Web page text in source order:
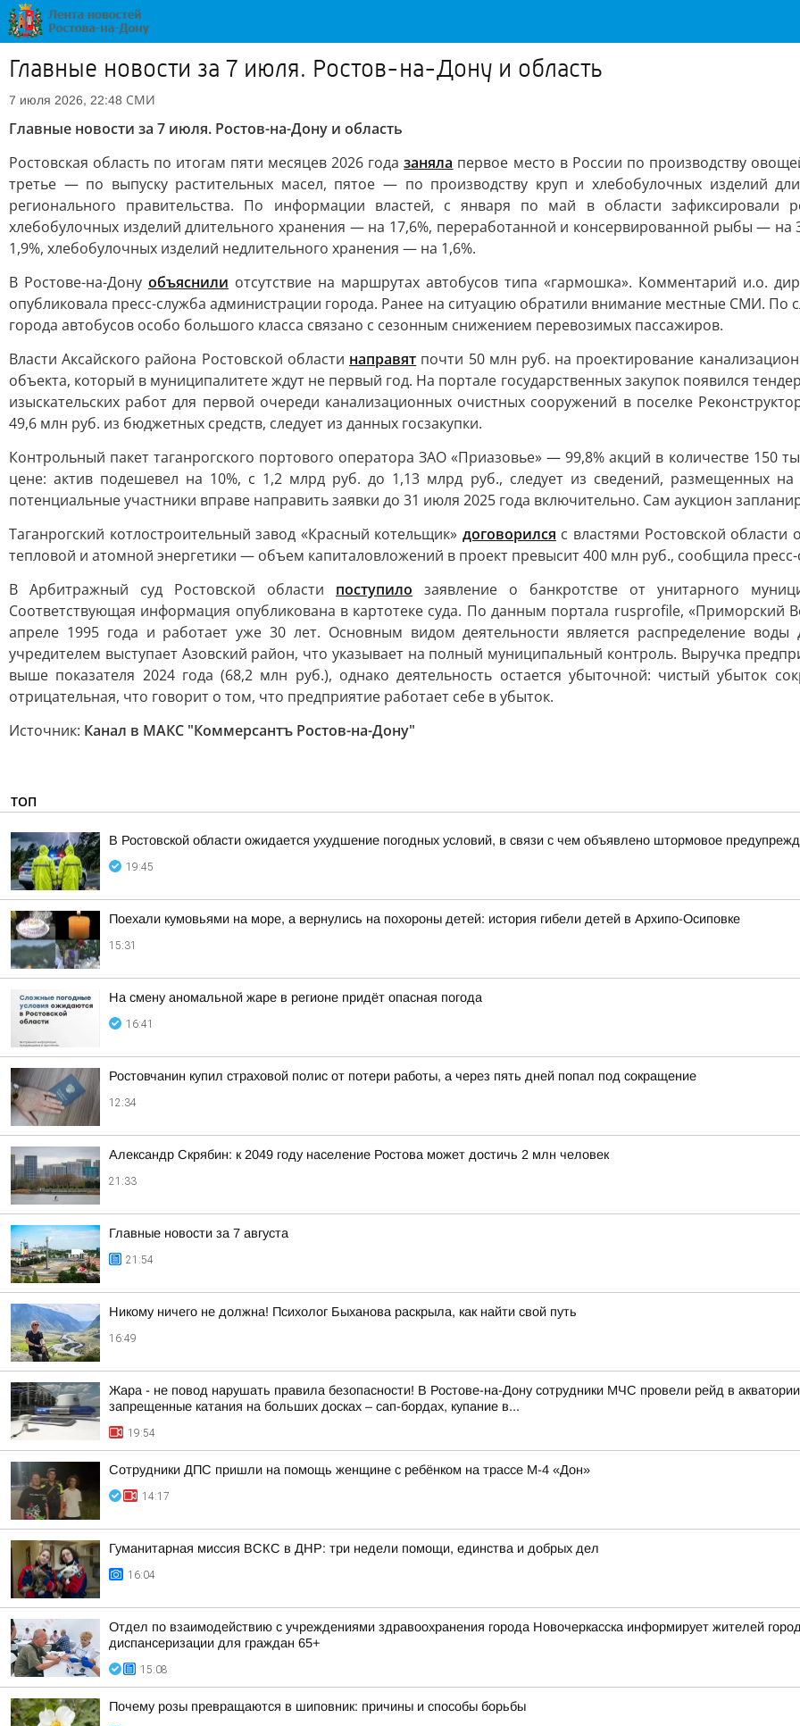
Главные новости за 7 июля. Ростов-на-Дону и область
7 июля 2026, 22:48 СМИ
Главные новости за 7 июля. Ростов-на-Дону и область
Ростовская область по итогам пяти месяцев 2026 годазаняла первое место в России по производству
третье — по выпуску растительных масел, пятое — по производству круп и хлебобулочных изделий
регионального правительства. По информации властей, с января по май в области зафиксировали
хлебобулочных изделий длительного хранения — на 17,6%, переработанной и консервированной рыбы —
1,9%, хлебобулочных изделий недлительного хранения — на 1,6%.
В Ростове-на-Дону объяснили отсутствие на маршрутах автобусов типа «гармошка». Комментарий и.о.
опубликовала пресс-служба администрации города. Ранее на ситуацию обратили внимание местные СМИ. По
города автобусов особо большого класса связано с сезонным снижением перевозимых пассажиров.
Власти Аксайского района Ростовской области направят почти 50 млн руб. на проектирование
объекта, который в муниципалитете ждут не первый год. На портале государственных закупок появился
изыскательских работ для первой очереди канализационных очистных сооружений в поселке
49,6 млн руб. из бюджетных средств, следует из данных госзакупки.
Контрольный пакет таганрогского портового оператора ЗАО «Приазовье» — 99,8% акций в количестве 150
цене: актив подешевел на 10%, с 1,2 млрд руб. до 1,13 млрд руб., следует из сведений, размещенных
потенциальные участники вправе направить заявки до 31 июля 2025 года включительно. Сам аукцион
Таганрогский котлостроительный завод «Красный котельщик» договорился с властями Ростовской области
тепловой и атомной энергетики — объем капиталовложений в проект превысит 400 млн руб., сообщила пресс-
В Арбитражный суд Ростовской области поступило заявление о банкротстве от унитарного
Соответствующая информация опубликована в картотеке суда. По данным портала rusprofile, «Приморский
апреле 1995 года и работает уже 30 лет. Основным видом деятельности является распределение
учредителем выступает Азовский район, что указывает на полный муниципальный контроль. Выручка
выше показателя 2024 года (68,2 млн руб.), однако деятельность остается убыточной: чистый убыток
отрицательная, что говорит о том, что предприятие работает себе в убыток.
Источник: Канал в МАКС "Коммерсантъ Ростов-на-Дону"
ТОП
В Ростовской области ожидается ухудшение погодных условий, в связи с чем объявлено штормовое
19:45
Поехали кумовьями на море, а вернулись на похороны детей: история гибели детей в Архипо-Осиповке
15:31
На смену аномальной жаре в регионе придёт опасная погода
16:41
Ростовчанин купил страховой полис от потери работы, а через пять дней попал под сокращение
12:34
Александр Скрябин: к 2049 году население Ростова может достичь 2 млн человек
21:33
Главные новости за 7 августа
21:54
Никому ничего не должна! Психолог Быханова раскрыла, как найти свой путь
16:49
Жара - не повод нарушать правила безопасности! В Ростове-на-Дону сотрудники МЧС провели рейд в
запрещенные катания на больших досках – сап-бордах, купание в...
19:54
Сотрудники ДПС пришли на помощь женщине с ребёнком на трассе М-4 «Дон»
14:17
Гуманитарная миссия ВСКС в ДНР: три недели помощи, единства и добрых дел
16:04
Отдел по взаимодействию с учреждениями здравоохранения города Новочеркасска информирует жителей
диспансеризации для граждан 65+
15:08
Почему розы превращаются в шиповник: причины и способы борьбы